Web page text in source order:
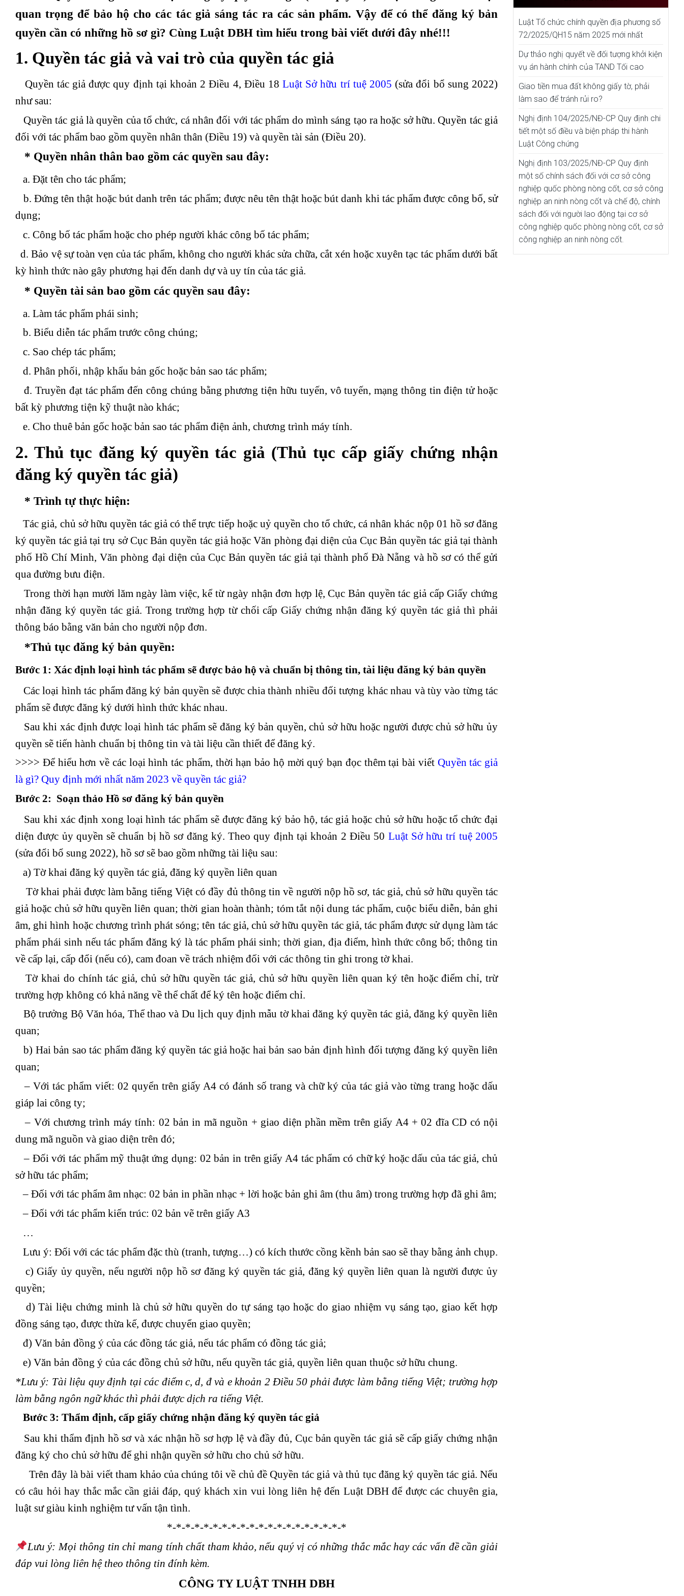
quan trọng để bảo hộ cho các tác giả sáng tác ra các sản phẩm. Vậy để có thể đăng ký bản
quyền cần có những hồ sơ gì? Cùng Luật DBH tìm hiểu trong bài viết dưới đây nhé!!!
1. Quyền tác giả và vai trò của quyền tác giả
Quyền tác giả được quy định tại khoản 2 Điều 4, Điều 18Luật Sở hữu trí tuệ 2005 (sửa đổi bổ sung 2022)
như sau:
Quyền tác giả là quyền của tổ chức, cá nhân đối với tác phẩm do mình sáng tạo ra hoặc sở hữu. Quyền tác giả
đối với tác phẩm bao gồm quyền nhân thân (Điều 19) và quyền tài sản (Điều 20).
* Quyền nhân thân bao gồm các quyền sau đây:
a. Đặt tên cho tác phẩm;
b. Đứng tên thật hoặc bút danh trên tác phẩm; được nêu tên thật hoặc bút danh khi tác phẩm được công bố, sử
dụng;
c. Công bố tác phẩm hoặc cho phép người khác công bố tác phẩm;
d. Bảo vệ sự toàn vẹn của tác phẩm, không cho người khác sửa chữa, cắt xén hoặc xuyên tạc tác phẩm dưới bất
kỳ hình thức nào gây phương hại đến danh dự và uy tín của tác giả.
* Quyền tài sản bao gồm các quyền sau đây:
a. Làm tác phẩm phái sinh;
b. Biểu diễn tác phẩm trước công chúng;
c. Sao chép tác phẩm;
d. Phân phối, nhập khẩu bản gốc hoặc bản sao tác phẩm;
đ. Truyền đạt tác phẩm đến công chúng bằng phương tiện hữu tuyến, vô tuyến, mạng thông tin điện tử hoặc
bất kỳ phương tiện kỹ thuật nào khác;
e. Cho thuê bản gốc hoặc bản sao tác phẩm điện ảnh, chương trình máy tính.
2. Thủ tục đăng ký quyền tác giả (Thủ tục cấp giấy chứng nhận
đăng ký quyền tác giả)
* Trình tự thực hiện:
Tác giả, chủ sở hữu quyền tác giả có thể trực tiếp hoặc uỷ quyền cho tổ chức, cá nhân khác nộp 01 hồ sơ đăng
ký quyền tác giả tại trụ sở Cục Bản quyền tác giả hoặc Văn phòng đại diện của Cục Bản quyền tác giả tại thành
phố Hồ Chí Minh, Văn phòng đại diện của Cục Bản quyền tác giả tại thành phố Đà Nẵng và hồ sơ có thể gửi
qua đường bưu điện.
Trong thời hạn mười lăm ngày làm việc, kể từ ngày nhận đơn hợp lệ, Cục Bản quyền tác giả cấp Giấy chứng
nhận đăng ký quyền tác giả. Trong trường hợp từ chối cấp Giấy chứng nhận đăng ký quyền tác giả thì phải
thông báo bằng văn bản cho người nộp đơn.
*Thủ tục đăng ký bản quyền:
Bước 1: Xác định loại hình tác phẩm sẽ được bảo hộ và chuẩn bị thông tin, tài liệu đăng ký bản quyền
Các loại hình tác phẩm đăng ký bản quyền sẽ được chia thành nhiều đối tượng khác nhau và tùy vào từng tác
phẩm sẽ được đăng ký dưới hình thức khác nhau.
Sau khi xác định được loại hình tác phẩm sẽ đăng ký bản quyền, chủ sở hữu hoặc người được chủ sở hữu ủy
quyền sẽ tiến hành chuẩn bị thông tin và tài liệu cần thiết để đăng ký.
>>>> Để hiểu hơn về các loại hình tác phẩm, thời hạn bảo hộ mời quý bạn đọc thêm tại bài viết Quyền tác giả
là gì? Quy định mới nhất năm 2023 về quyền tác giả?
Bước 2: Soạn thảo Hồ sơ đăng ký bản quyền
Sau khi xác định xong loại hình tác phẩm sẽ được đăng ký bảo hộ, tác giả hoặc chủ sở hữu hoặc tổ chức đại
diện được ủy quyền sẽ chuẩn bị hồ sơ đăng ký. Theo quy định tại khoản 2 Điều 50 Luật Sở hữu trí tuệ 2005
(sửa đổi bổ sung 2022), hồ sơ sẽ bao gồm những tài liệu sau:
a) Tờ khai đăng ký quyền tác giả, đăng ký quyền liên quan
Tờ khai phải được làm bằng tiếng Việt có đầy đủ thông tin về người nộp hồ sơ, tác giả, chủ sở hữu quyền tác
giả hoặc chủ sở hữu quyền liên quan; thời gian hoàn thành; tóm tắt nội dung tác phẩm, cuộc biểu diễn, bản ghi
âm, ghi hình hoặc chương trình phát sóng; tên tác giả, chủ sở hữu quyền tác giả, tác phẩm được sử dụng làm tác
phẩm phái sinh nếu tác phẩm đăng ký là tác phẩm phái sinh; thời gian, địa điểm, hình thức công bố; thông tin
về cấp lại, cấp đổi (nếu có), cam đoan về trách nhiệm đối với các thông tin ghi trong tờ khai.
Tờ khai do chính tác giả, chủ sở hữu quyền tác giả, chủ sở hữu quyền liên quan ký tên hoặc điểm chỉ, trừ
trường hợp không có khả năng về thể chất để ký tên hoặc điểm chỉ.
Bộ trưởng Bộ Văn hóa, Thể thao và Du lịch quy định mẫu tờ khai đăng ký quyền tác giả, đăng ký quyền liên
quan;
b) Hai bản sao tác phẩm đăng ký quyền tác giả hoặc hai bản sao bản định hình đối tượng đăng ký quyền liên
quan;
– Với tác phẩm viết: 02 quyển trên giấy A4 có đánh số trang và chữ ký của tác giả vào từng trang hoặc dấu
giáp lai công ty;
– Với chương trình máy tính: 02 bản in mã nguồn + giao diện phần mềm trên giấy A4 + 02 đĩa CD có nội
dung mã nguồn và giao diện trên đó;
– Đối với tác phẩm mỹ thuật ứng dụng: 02 bản in trên giấy A4 tác phẩm có chữ ký hoặc dấu của tác giả, chủ
sở hữu tác phẩm;
– Đối với tác phẩm âm nhạc: 02 bản in phần nhạc + lời hoặc bản ghi âm (thu âm) trong trường hợp đã ghi âm;
– Đối với tác phẩm kiến trúc: 02 bản vẽ trên giấy A3
…
Lưu ý: Đối với các tác phẩm đặc thù (tranh, tượng…) có kích thước cồng kềnh bản sao sẽ thay bằng ảnh chụp.
c) Giấy ủy quyền, nếu người nộp hồ sơ đăng ký quyền tác giả, đăng ký quyền liên quan là người được ủy
quyền;
d) Tài liệu chứng minh là chủ sở hữu quyền do tự sáng tạo hoặc do giao nhiệm vụ sáng tạo, giao kết hợp
đồng sáng tạo, được thừa kế, được chuyển giao quyền;
đ) Văn bản đồng ý của các đồng tác giả, nếu tác phẩm có đồng tác giả;
e) Văn bản đồng ý của các đồng chủ sở hữu, nếu quyền tác giả, quyền liên quan thuộc sở hữu chung.
*Lưu ý: Tài liệu quy định tại các điểm c, d, đ và e khoản 2 Điều 50 phải được làm bằng tiếng Việt; trường hợp
làm bằng ngôn ngữ khác thì phải được dịch ra tiếng Việt.
Bước 3: Thẩm định, cấp giấy chứng nhận đăng ký quyền tác giả
Sau khi thẩm định hồ sơ và xác nhận hồ sơ hợp lệ và đầy đủ, Cục bản quyền tác giả sẽ cấp giấy chứng nhận
đăng ký cho chủ sở hữu để ghi nhận quyền sở hữu cho chủ sở hữu.
Trên đây là bài viết tham khảo của chúng tôi về chủ đề Quyền tác giả và thủ tục đăng ký quyền tác giả. Nếu
có câu hỏi hay thắc mắc cần giải đáp, quý khách xin vui lòng liên hệ đến Luật DBH để được các chuyên gia,
luật sư giàu kinh nghiệm tư vấn tận tình.
*-*-*-*-*-*-*-*-*-*-*-*-*-*-*-*-*-*-*-*
Lưu ý: Mọi thông tin chỉ mang tính chất tham khảo, nếu quý vị có những thắc mắc hay các vấn đề cần giải
đáp vui lòng liên hệ theo thông tin đính kèm.
CÔNG TY LUẬT TNHH DBH
Luật Tổ chức chính quyền địa phương số
72/2025/QH15 năm 2025 mới nhất
Dự thảo nghị quyết về đối tượng khởi kiện
vụ án hành chính của TAND Tối cao
Giao tiền mua đất không giấy tờ, phải
làm sao để tránh rủi ro?
Nghị định 104/2025/NĐ-CP Quy định chi
tiết một số điều và biện pháp thi hành
Luật Công chứng
Nghị định 103/2025/NĐ-CP Quy định
một số chính sách đối với cơ sở công
nghiệp quốc phòng nòng cốt, cơ sở công
nghiệp an ninh nòng cốt và chế độ, chính
sách đối với người lao động tại cơ sở
công nghiệp quốc phòng nòng cốt, cơ sở
công nghiệp an ninh nòng cốt.